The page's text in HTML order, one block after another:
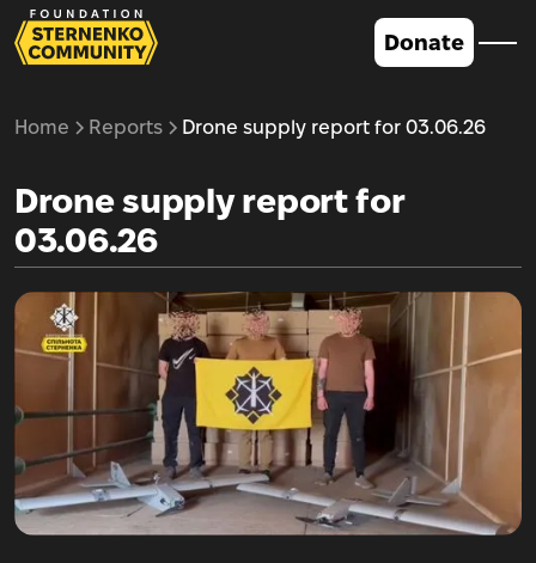
Donate
Home Reports Drone supply report for 03.06.26
Drone supply report for
03.06.26